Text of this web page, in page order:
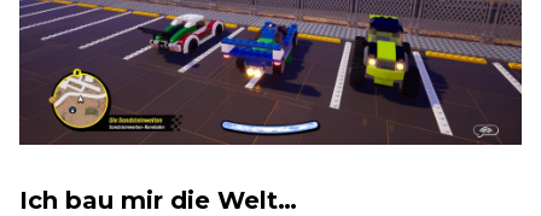
Ich bau mir die Welt…